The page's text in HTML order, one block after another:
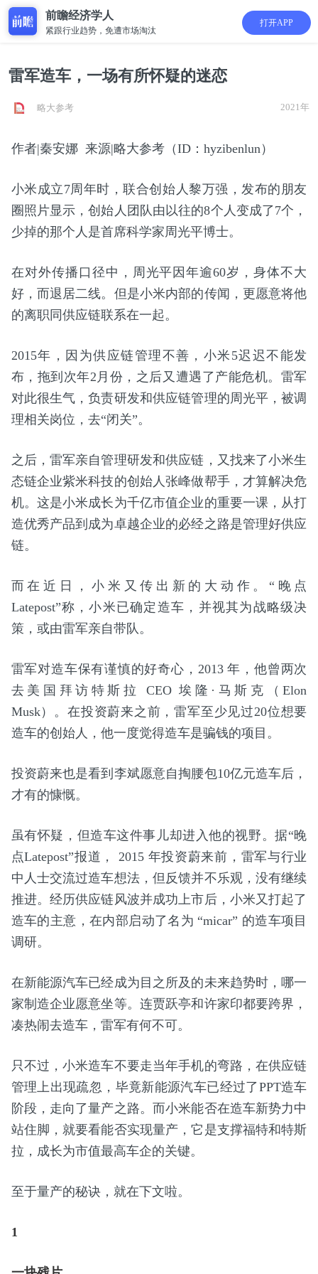
前瞻经济学人
紧跟行业趋势，免遭市场淘汰
打开APP
雷军造车，一场有所怀疑的迷恋
略大参考 2021年
作者|秦安娜 来源|略大参考（ID：hyzibenlun）
小米成立7周年时，联合创始人黎万强，发布的朋友
圈照片显示，创始人团队由以往的8个人变成了7个，
少掉的那个人是首席科学家周光平博士。
在对外传播口径中，周光平因年逾60岁，身体不大
好，而退居二线。但是小米内部的传闻，更愿意将他
的离职同供应链联系在一起。
2015年，因为供应链管理不善，小米5迟迟不能发
布，拖到次年2月份，之后又遭遇了产能危机。雷军
对此很生气，负责研发和供应链管理的周光平，被调
理相关岗位，去“闭关”。
之后，雷军亲自管理研发和供应链，又找来了小米生
态链企业紫米科技的创始人张峰做帮手，才算解决危
机。这是小米成长为千亿市值企业的重要一课，从打
造优秀产品到成为卓越企业的必经之路是管理好供应
链。
而在近日，小米又传出新的大动作。“晚点
Latepost”称，小米已确定造车，并视其为战略级决
策，或由雷军亲自带队。
雷军对造车保有谨慎的好奇心，2013 年，他曾两次
去美国拜访特斯拉 CEO 埃隆·马斯克（Elon
Musk）。在投资蔚来之前，雷军至少见过20位想要
造车的创始人，他一度觉得造车是骗钱的项目。
投资蔚来也是看到李斌愿意自掏腰包10亿元造车后，
才有的慷慨。
虽有怀疑，但造车这件事儿却进入他的视野。据“晚
点Latepost”报道， 2015 年投资蔚来前，雷军与行业
中人士交流过造车想法，但反馈并不乐观，没有继续
推进。经历供应链风波并成功上市后，小米又打起了
造车的主意，在内部启动了名为 “micar” 的造车项目
调研。
在新能源汽车已经成为目之所及的未来趋势时，哪一
家制造企业愿意坐等。连贾跃亭和许家印都要跨界，
凑热闹去造车，雷军有何不可。
只不过，小米造车不要走当年手机的弯路，在供应链
管理上出现疏忽，毕竟新能源汽车已经过了PPT造车
阶段，走向了量产之路。而小米能否在造车新势力中
站住脚，就要看能否实现量产，它是支撑福特和特斯
拉，成长为市值最高车企的关键。
至于量产的秘诀，就在下文啦。
1